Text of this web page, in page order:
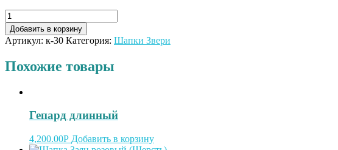
Добавить в корзину
Артикул: к-30 Категория: Шапки Звери
Похожие товары
Гепард длинный
4,200.00Р Добавить в корзину